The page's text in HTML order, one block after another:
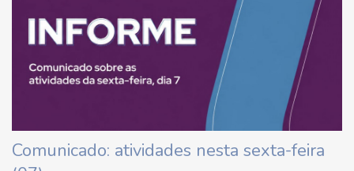
Comunicado: atividades nesta sexta-feira